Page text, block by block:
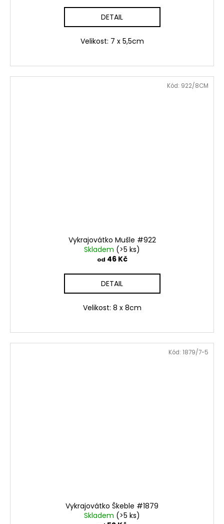
DETAIL
Velikost: 7 x 5,5cm
Vykrajovátko Mušle #922
Skladem (>5 ks)
od 46 Kč
DETAIL
Velikost: 8 x 8cm
Kód: 922/8CM
Vykrajovátko Škeble #1879
Skladem (>5 ks)
Kód: 1879/7-5